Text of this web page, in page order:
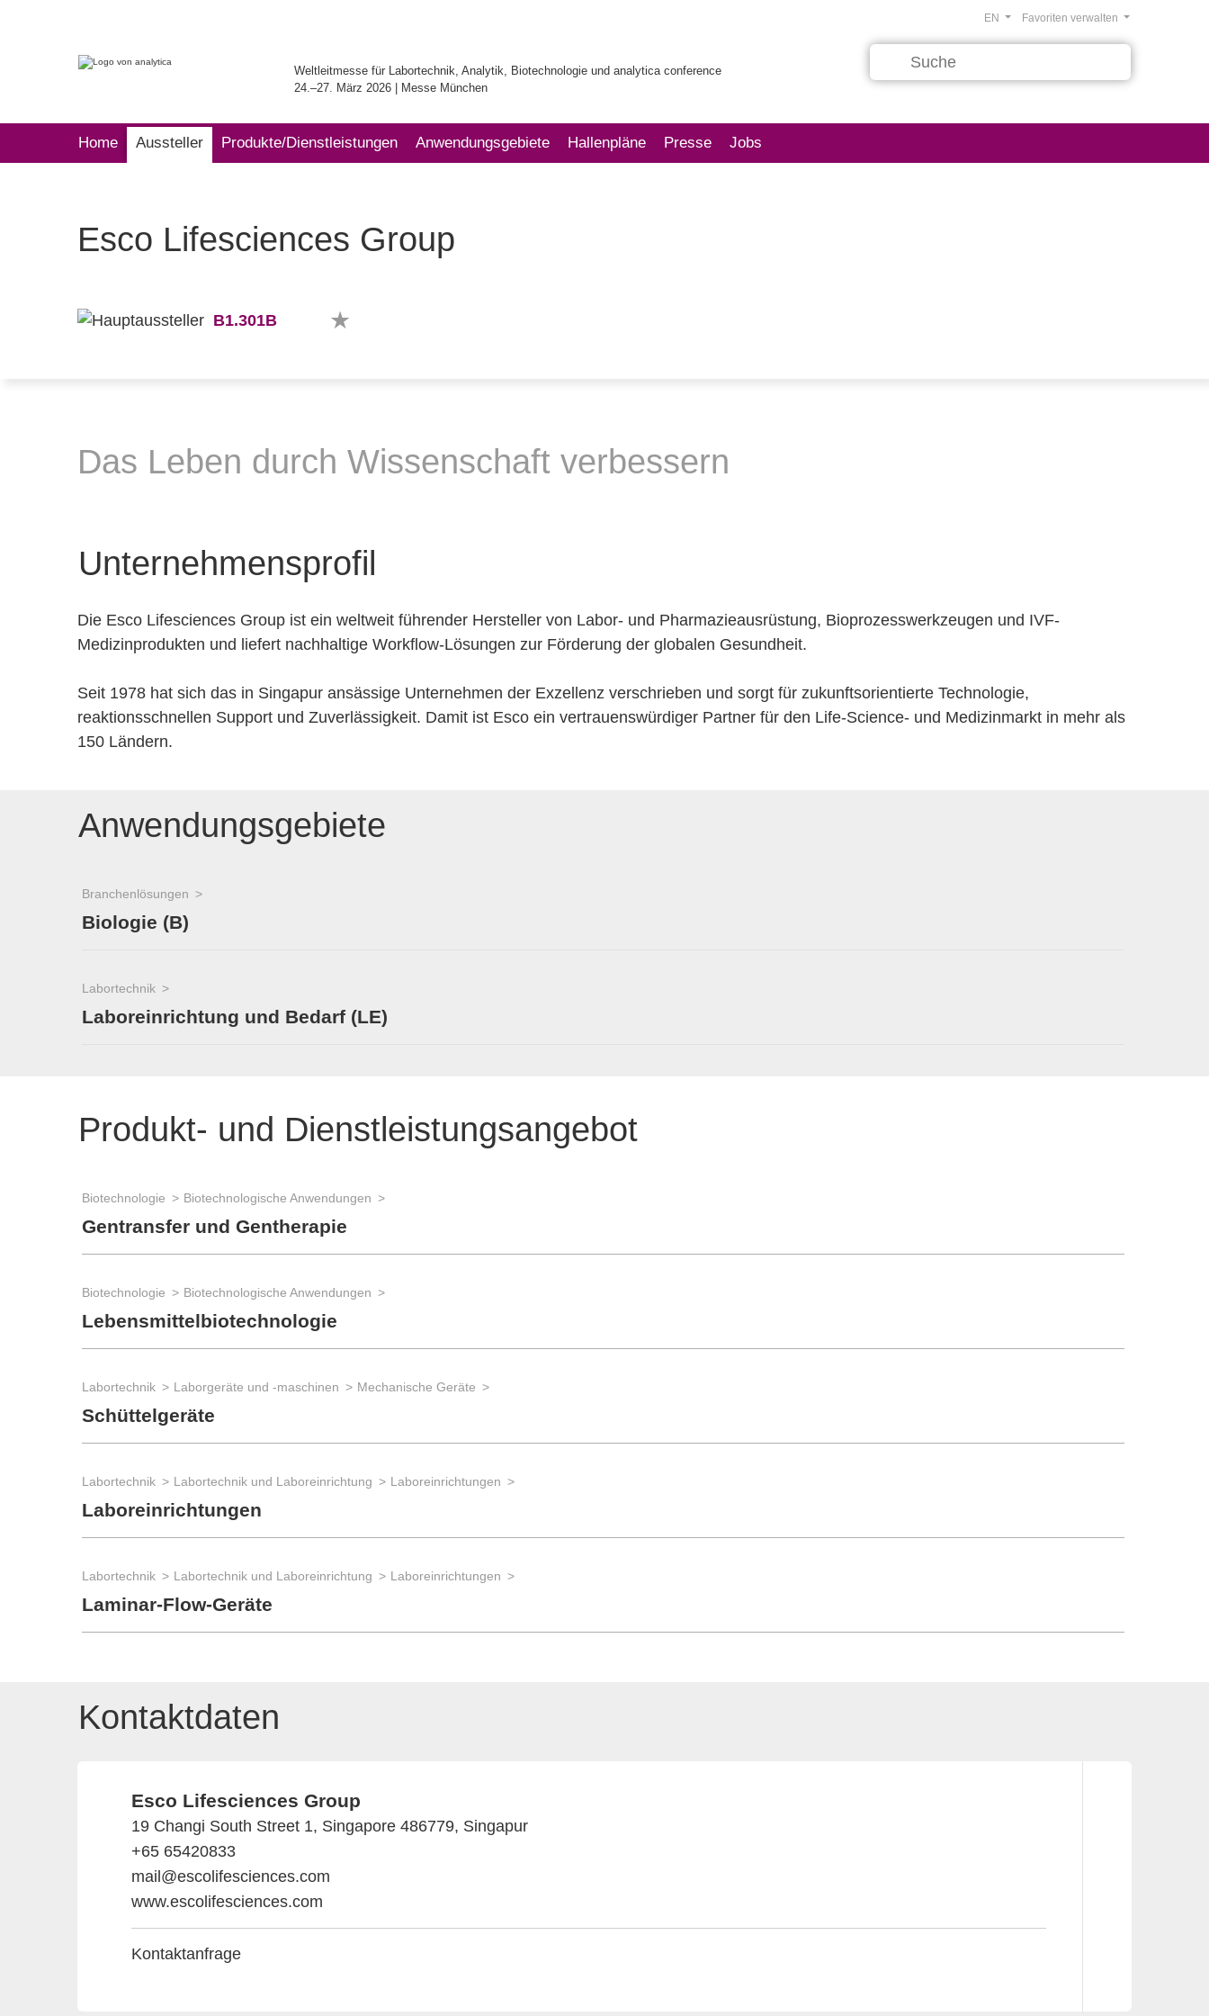
Weltleitmesse für Labortechnik, Analytik, Biotechnologie und analytica conference
24.–27. März 2026 | Messe München
Favoriten verwalten
EN
Home Aussteller Produkte/Dienstleistungen Anwendungsgebiete Hallenpläne Presse Jobs
Esco Lifesciences Group
B1.301B
Das Leben durch Wissenschaft verbessern
Unternehmensprofil
Die Esco Lifesciences Group ist ein weltweit führender Hersteller von Labor- und Pharmazieausrüstung, Bioprozesswerkzeugen und IVF-
Medizinprodukten und liefert nachhaltige Workflow-Lösungen zur Förderung der globalen Gesundheit.
Seit 1978 hat sich das in Singapur ansässige Unternehmen der Exzellenz verschrieben und sorgt für zukunftsorientierte Technologie,
reaktionsschnellen Support und Zuverlässigkeit. Damit ist Esco ein vertrauenswürdiger Partner für den Life-Science- und Medizinmarkt in mehr als
150 Ländern.
Anwendungsgebiete
Branchenlösungen
Biologie (B)
Labortechnik
Laboreinrichtung und Bedarf (LE)
Produkt- und Dienstleistungsangebot
Biotechnologie Biotechnologische Anwendungen
Gentransfer und Gentherapie
Biotechnologie Biotechnologische Anwendungen
Lebensmittelbiotechnologie
Labortechnik Laborgeräte und -maschinen Mechanische Geräte
Schüttelgeräte
Labortechnik Labortechnik und Laboreinrichtung Laboreinrichtungen
Laboreinrichtungen
Labortechnik Labortechnik und Laboreinrichtung Laboreinrichtungen
Laminar-Flow-Geräte
Kontaktdaten
Esco Lifesciences Group
19 Changi South Street 1, Singapore 486779, Singapur
+65 65420833
mail@escolifesciences.com
www.escolifesciences.com
Kontaktanfrage